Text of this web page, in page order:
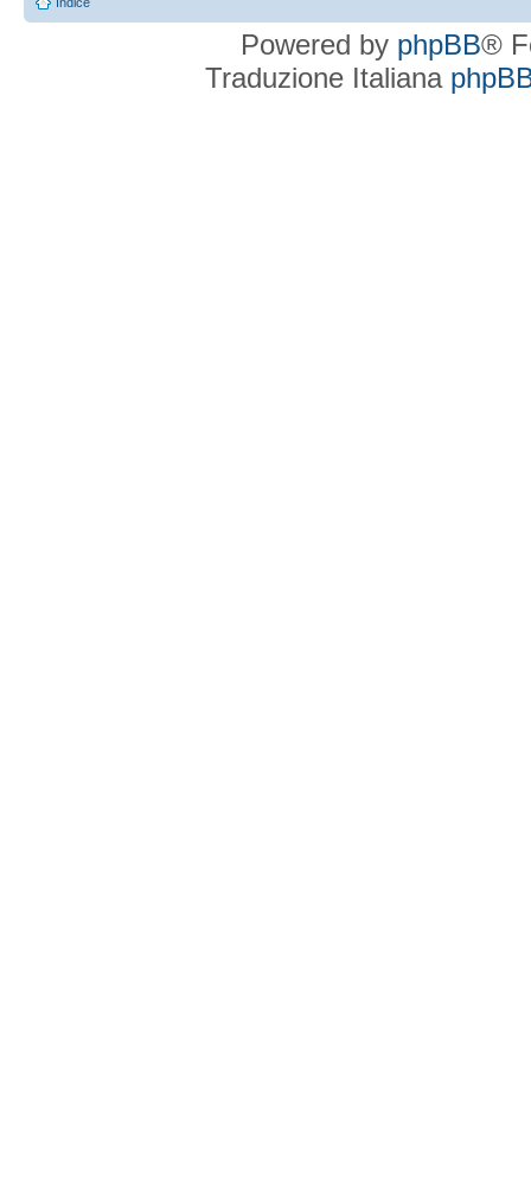
Powered by phpBB®
Traduzione Italiana